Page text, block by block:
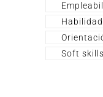
Soft skills